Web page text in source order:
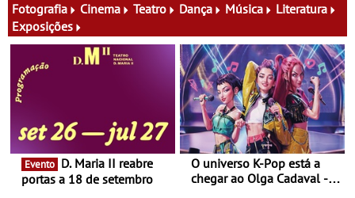
família e muito mais 16 de agosto
Fotografia Cinema Teatro Dança Música
Literatura
Exposições
Evento
portas a 18 de setembro
O universo K-Pop está a
chegar ao Olga Cadaval - A